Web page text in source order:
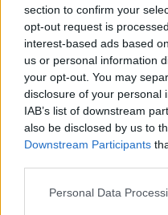
section to confirm your
opt-out request is
interest-based ads based
us or personal information
your opt-out. You may
disclosure of your personal
IAB’s list of downstream
also be disclosed by us to
Downstream Participants
Please note that this
Personal Data